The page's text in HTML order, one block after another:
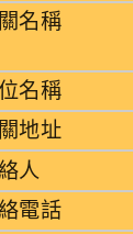
名稱
名稱
地址
人
電話